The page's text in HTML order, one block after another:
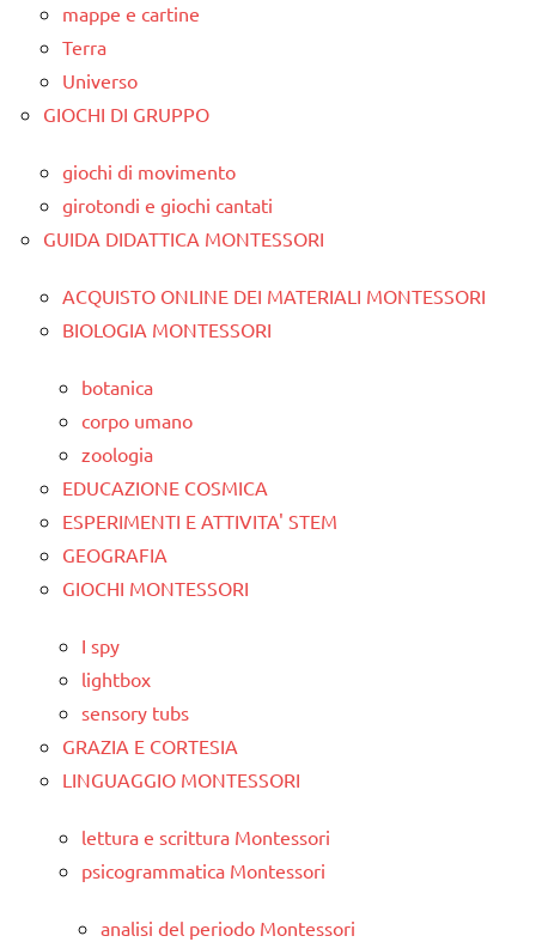
mappe e cartine
Terra
Universo
GIOCHI DI GRUPPO
giochi di movimento
girotondi e giochi cantati
GUIDA DIDATTICA MONTESSORI
ACQUISTO ONLINE DEI MATERIALI MONTESSORI
BIOLOGIA MONTESSORI
botanica
corpo umano
zoologia
EDUCAZIONE COSMICA
ESPERIMENTI E ATTIVITA' STEM
GEOGRAFIA
GIOCHI MONTESSORI
I spy
lightbox
sensory tubs
GRAZIA E CORTESIA
LINGUAGGIO MONTESSORI
lettura e scrittura Montessori
psicogrammatica Montessori
analisi del periodo Montessori